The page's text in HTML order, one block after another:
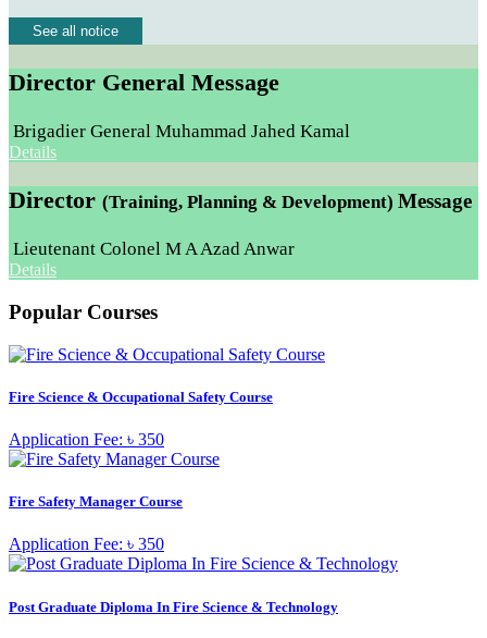
See all notice
Director General Message
Brigadier General Muhammad Jahed Kamal
Details
Director (Training, Planning & Development) Message
Lieutenant Colonel M A Azad Anwar
Details
Popular Courses
Fire Science & Occupational Safety Course
Application Fee: ৳ 350
Fire Safety Manager Course
Application Fee: ৳ 350
Post Graduate Diploma In Fire Science & Technology